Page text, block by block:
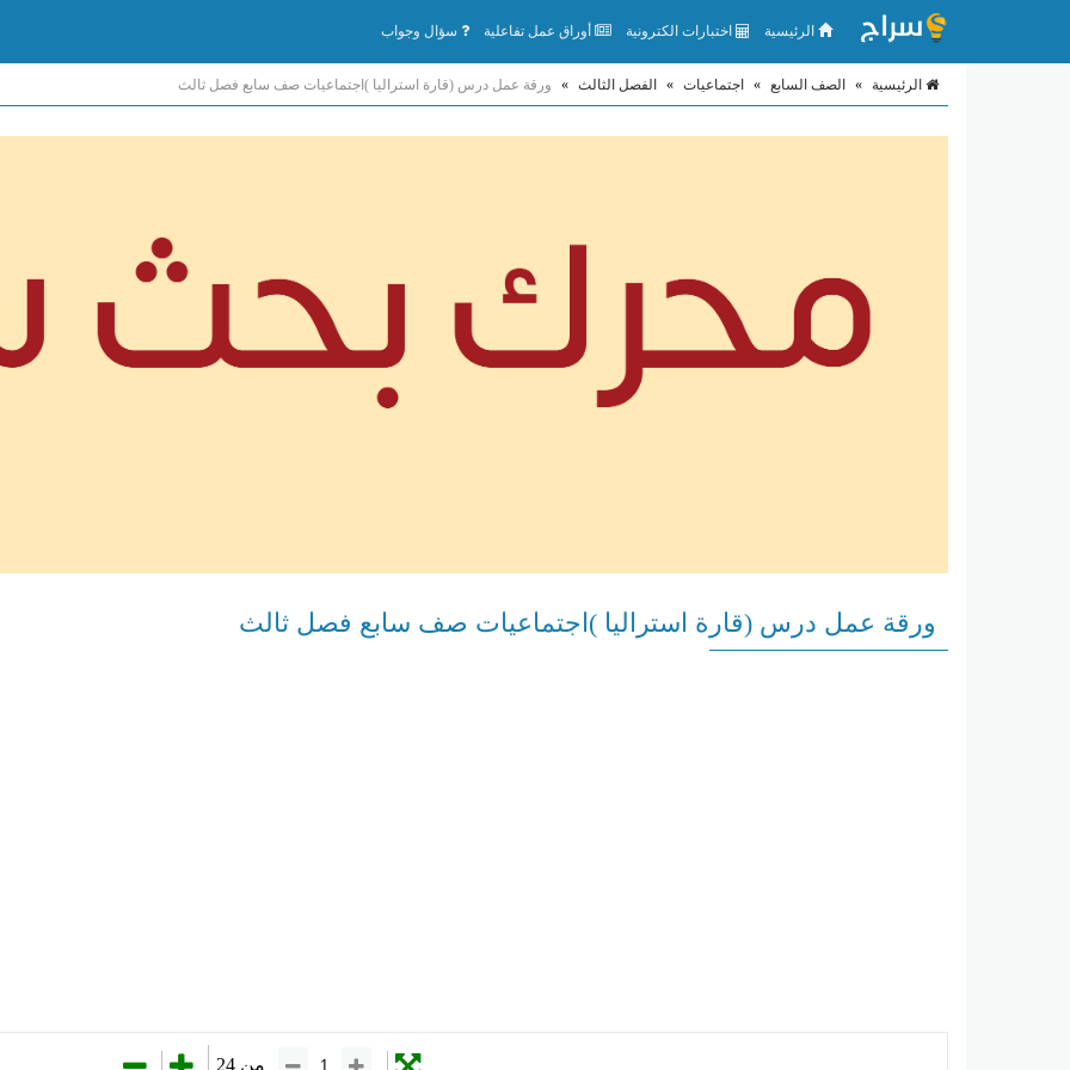
الرئيسية اختبارات الكترونية أوراق عمل تفاعلية سؤال وجواب
الرئيسية » الصف السابع » اجتماعيات » الفصل الثالث » ورقة عمل درس (قارة استراليا )اجتماعيات صف سابع فصل ثالث
ورقة عمل درس (قارة استراليا )اجتماعيات صف سابع فصل ثالث